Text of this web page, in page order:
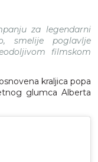
za legendarni
smelije poglavlje
filmskom
kraljica popa
glumca Alberta